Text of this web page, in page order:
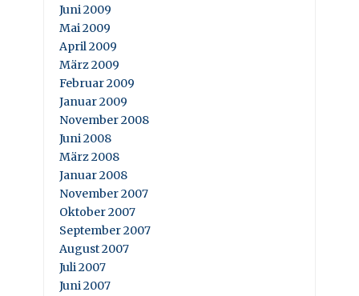
Juni 2009
Mai 2009
April 2009
März 2009
Februar 2009
Januar 2009
November 2008
Juni 2008
März 2008
Januar 2008
November 2007
Oktober 2007
September 2007
August 2007
Juli 2007
Juni 2007